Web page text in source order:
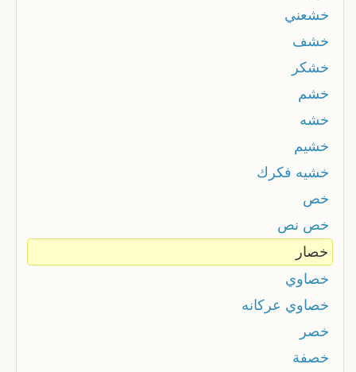
خشعني
خشف
خشكر
خشم
خشه
خشيم
خشيه فكرك
خص
خص نص
خصار
خصاوي
خصاوي عركانه
خصر
خصفة